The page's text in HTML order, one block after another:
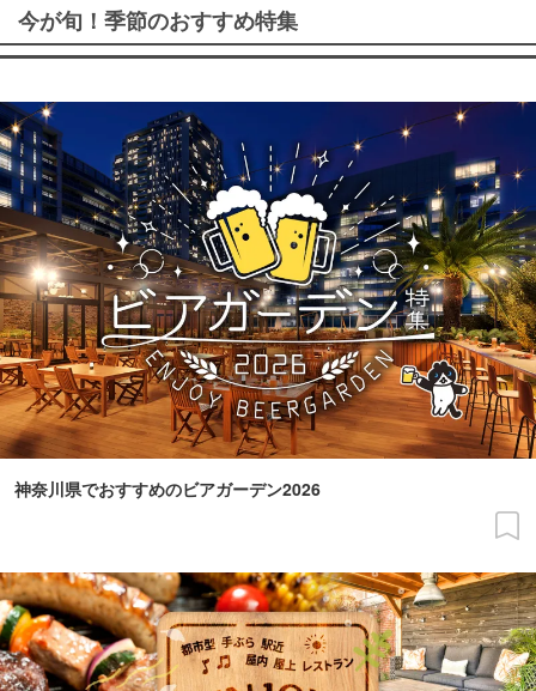
今が旬！季節のおすすめ特集
神奈川県でおすすめのビアガーデン2026